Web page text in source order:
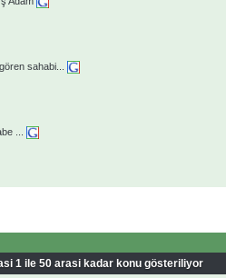
sahabi...
...
1 ile 50 arasi kadar konu gösteriliyor